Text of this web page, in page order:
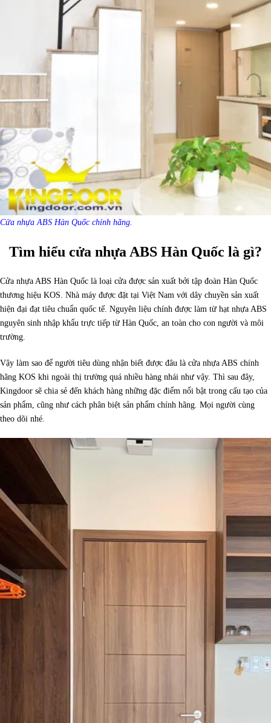
Cửa nhựa ABS Hàn Quốc chính hãng.
Tìm hiểu cửa nhựa ABS Hàn Quốc là gì?
Cửa nhựa ABS Hàn Quốc là loại cửa được sản xuất bởi tập đoàn Hàn Quốc
thương hiệu KOS. Nhà máy được đặt tại Việt Nam với dây chuyền sản xuất
hiện đại đạt tiêu chuẩn quốc tế. Nguyên liệu chính được làm từ hạt nhựa ABS
nguyên sinh nhập khẩu trực tiếp từ Hàn Quốc, an toàn cho con người và môi
trường.
Vậy làm sao để người tiêu dùng nhận biết được đâu là cửa nhựa ABS chính
hãng KOS khi ngoài thị trường quá nhiều hàng nhái như vậy. Thì sau đây,
Kingdoor sẽ chia sẻ đến khách hàng những đặc điểm nổi bật trong cấu tạo của
sản phẩm, cũng như cách phân biệt sản phẩm chính hãng. Mọi người cùng
theo dõi nhé.